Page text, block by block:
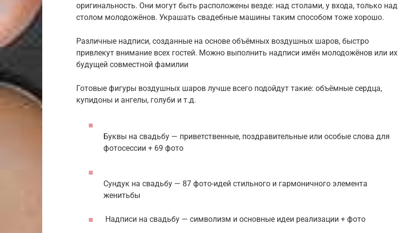
оригинальность. Они могут быть расположены везде: над столами, у входа, только над
столом молодожёнов. Украшать свадебные машины таким способом тоже хорошо.
Различные надписи, созданные на основе объёмных воздушных шаров, быстро
привлекут внимание всех гостей. Можно выполнить надписи имён молодожёнов или их
будущей совместной фамилии
Готовые фигуры воздушных шаров лучше всего подойдут такие: объёмные сердца,
купидоны и ангелы, голуби и т.д.
Буквы на свадьбу — приветственные, поздравительные или особые слова для
фотосессии + 69 фото
Сундук на свадьбу — 87 фото-идей стильного и гармоничного элемента
женитьбы
Надписи на свадьбу — символизм и основные идеи реализации + фото